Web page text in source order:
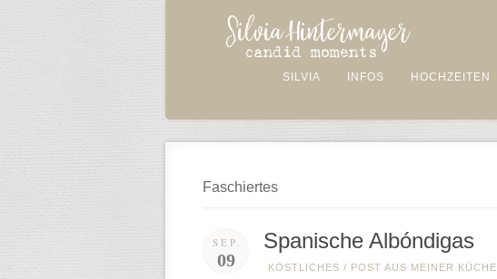
SILVIA INFOS HOCHZEITEN
Faschiertes
SEP.
09
Spanische Albóndigas
KÖSTLICHES / POST AUS MEINER KÜCHE